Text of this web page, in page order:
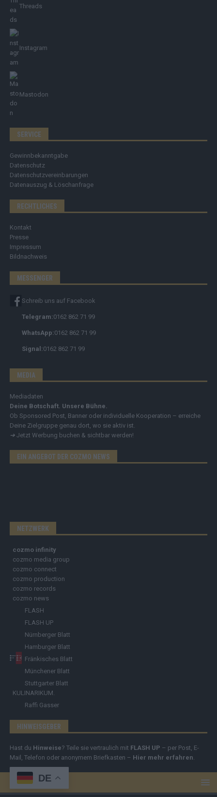
Threads
Instagram
Mastodon
SERVICE
Gewinnbekanntgabe
Datenschutz
Datenschutzvereinbarungen
Datenauszug & Löschanfrage
RECHTLICHES
Kontakt
Presse
Impressum
Bildnachweis
MESSENGER
Schreib uns auf Facebook
Telegram:0162 862 71 99
WhatsApp:0162 862 71 99
Signal:0162 862 71 99
MEDIA
Mediadaten
Deine Botschaft. Unsere Bühne.
Ob Sponsored Post, Banner oder individuelle Kooperation – erreiche
Deine Zielgruppe genau dort, wo sie aktiv ist.
➔ Jetzt Werbung buchen & sichtbar werden!
EIN ANGEBOT DER COZMO NEWS
NETZWERK
cozmo infinity
cozmo media group
cozmo connect
cozmo production
cozmo records
cozmo news
FLASH
FLASH UP
Nürnberger Blatt
Hamburger Blatt
Fränkisches Blatt
Münchener Blatt
Stuttgarter Blatt
KULINARIKUM.
Raffi Gasser
HINWEISGEBER
Hast du Hinweise? Teile sie vertraulich mit FLASH UP – per Post, E-
Mail, Telefon oder anonymem Briefkasten – Hier mehr erfahren.
DE